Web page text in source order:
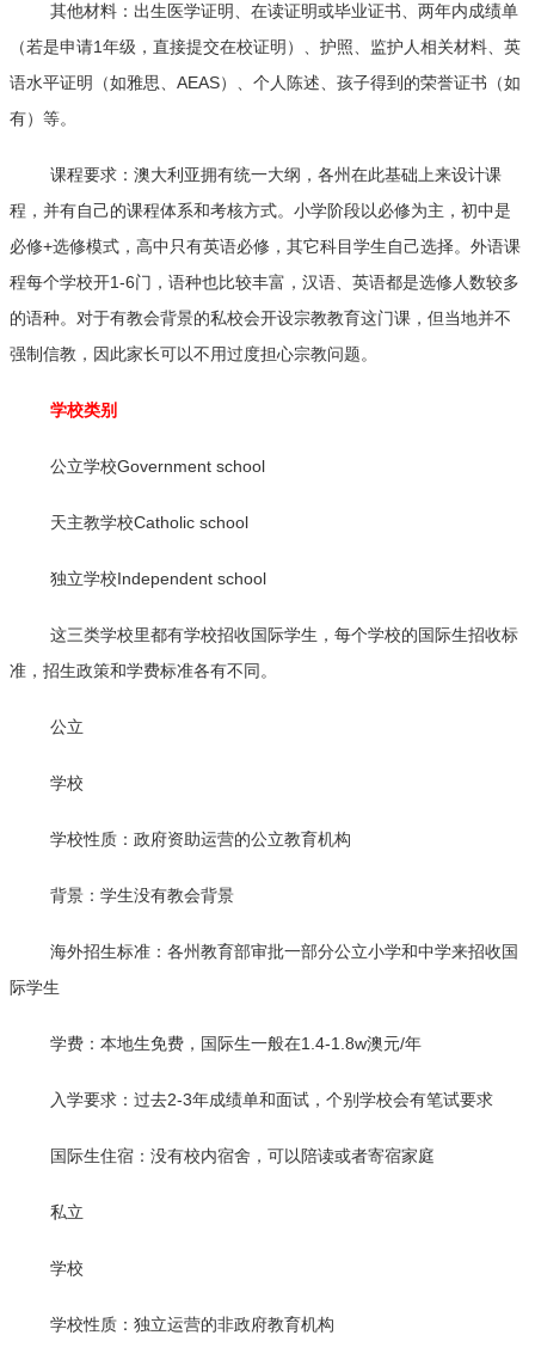
其他材料：出生医学证明、在读证明或毕业证书、两年内成绩单
（若是申请1年级，直接提交在校证明）、护照、监护人相关材料、英
语水平证明（如雅思、AEAS）、个人陈述、孩子得到的荣誉证书（如
有）等。
课程要求：澳大利亚拥有统一大纲，各州在此基础上来设计课
程，并有自己的课程体系和考核方式。小学阶段以必修为主，初中是
必修+选修模式，高中只有英语必修，其它科目学生自己选择。外语课
程每个学校开1-6门，语种也比较丰富，汉语、英语都是选修人数较多
的语种。对于有教会背景的私校会开设宗教教育这门课，但当地并不
强制信教，因此家长可以不用过度担心宗教问题。
学校类别
公立学校Government school
天主教学校Catholic school
独立学校Independent school
这三类学校里都有学校招收国际学生，每个学校的国际生招收标
准，招生政策和学费标准各有不同。
公立
学校
学校性质：政府资助运营的公立教育机构
背景：学生没有教会背景
海外招生标准：各州教育部审批一部分公立小学和中学来招收国
际学生
学费：本地生免费，国际生一般在1.4-1.8w澳元/年
入学要求：过去2-3年成绩单和面试，个别学校会有笔试要求
国际生住宿：没有校内宿舍，可以陪读或者寄宿家庭
私立
学校
学校性质：独立运营的非政府教育机构